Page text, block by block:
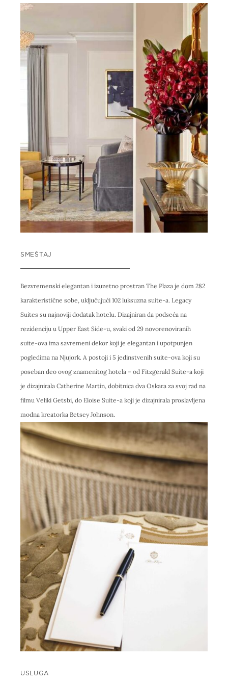
SMEŠTAJ
Bezvremenski elegantan i izuzetno prostran The Plaza je dom 282
karakteristične sobe, uključujući 102 luksuzna suite-a. Legacy
Suites su najnoviji dodatak hotelu. Dizajniran da podseća na
rezidenciju u Upper East Side-u, svaki od 29 novorenoviranih
suite-ova ima savremeni dekor koji je elegantan i upotpunjen
pogledima na Njujork. A postoji i 5 jedinstvenih suite-ova koji su
poseban deo ovog znamenitog hotela – od Fitzgerald Suite-a koji
je dizajnirala Catherine Martin, dobitnica dva Oskara za svoj rad na
filmu Veliki Getsbi, do Eloise Suite-a koji je dizajnirala proslavljena
modna kreatorka Betsey Johnson.
USLUGA